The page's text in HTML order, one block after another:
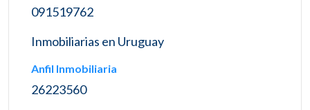
091519762
Inmobiliarias en Uruguay
Anfil Inmobiliaria
26223560